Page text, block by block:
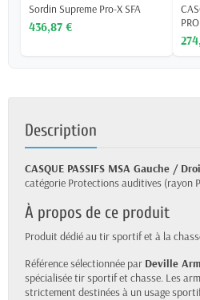
Sordin Supreme Pro-X SFA
436,87 €
Description
CASQUE PASSIFS MSA Gauche /
catégorie Protections auditives (rayon
À propos de ce produit
Produit dédié au tir sportif et à la
Référence sélectionnée par Deville
spécialisée tir sportif et chasse. Les
strictement destinées à un usage